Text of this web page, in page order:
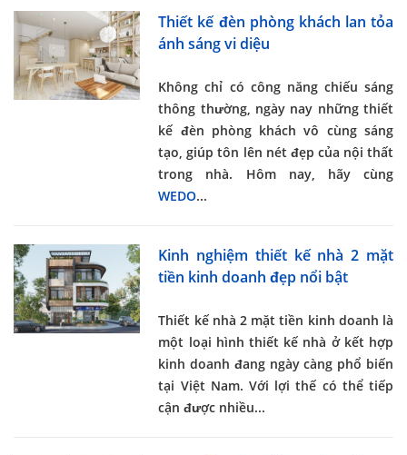
Thiết kế đèn phòng khách lan tỏa
ánh sáng vi diệu
Không chỉ có công năng chiếu sáng
thông thường, ngày nay những thiết
kế đèn phòng khách vô cùng sáng
tạo, giúp tôn lên nét đẹp của nội thất
trong nhà. Hôm nay, hãy cùng
WEDO...
Kinh nghiệm thiết kế nhà 2 mặt
tiền kinh doanh đẹp nổi bật
Thiết kế nhà 2 mặt tiền kinh doanh là
một loại hình thiết kế nhà ở kết hợp
kinh doanh đang ngày càng phổ biến
tại Việt Nam. Với lợi thế có thể tiếp
cận được nhiều...